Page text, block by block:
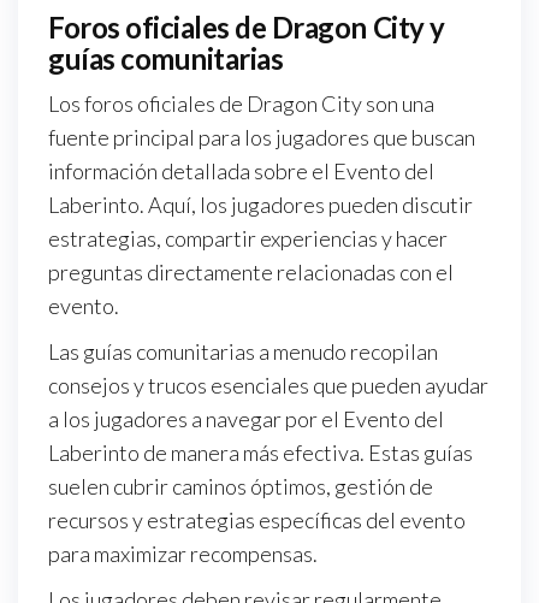
Foros oficiales de Dragon City y
guías comunitarias
Los foros oficiales de Dragon City son una
fuente principal para los jugadores que buscan
información detallada sobre el Evento del
Laberinto. Aquí, los jugadores pueden discutir
estrategias, compartir experiencias y hacer
preguntas directamente relacionadas con el
evento.
Las guías comunitarias a menudo recopilan
consejos y trucos esenciales que pueden ayudar
a los jugadores a navegar por el Evento del
Laberinto de manera más efectiva. Estas guías
suelen cubrir caminos óptimos, gestión de
recursos y estrategias específicas del evento
para maximizar recompensas.